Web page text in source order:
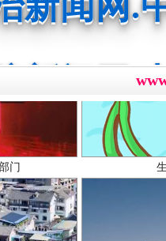
新闻网.
新闻网.
新闻网.
门